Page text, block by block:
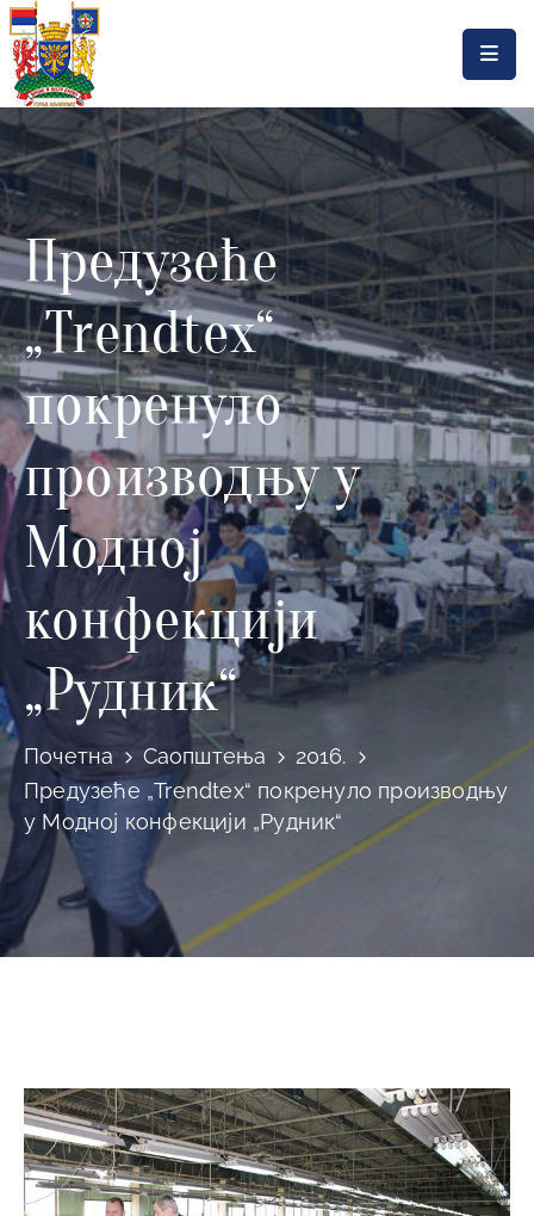
Насловна
Локална
самоуправа
Општинска
управа
Актуелности
Документа
Горњи
Милановац
Предузеће
„Trendtex“
покренуло
производњу у
Модној
конфекцији
„Рудник“
Почетна Саопштења
2016.
Предузеће „Trendtex“ покренуло производњу
у Модној конфекцији „Рудник“